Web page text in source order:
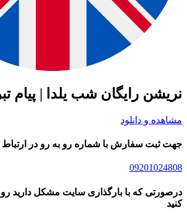
نریشن رایگان شب یلدا | پیام
مشاهده و دانلود
جهت ثبت سفارش با شماره رو به رو در ارتباط
09201024808
درصورتی که با بارگذاری سایت مشکل دارید
کنید